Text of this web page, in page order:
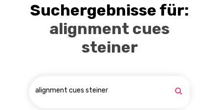
Suchergebnisse für:
alignment cues
steiner